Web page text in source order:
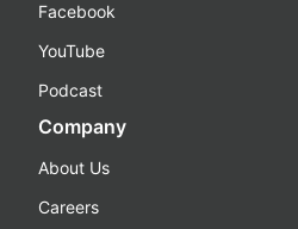
Facebook
YouTube
Podcast
Company
About Us
Careers